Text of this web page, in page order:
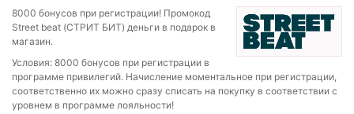
8000 бонусов при регистрации! Промокод
Street beat (СТРИТ БИТ) деньги в подарок в
магазин.
Условия: 8000 бонусов при регистрации в
программе привилегий. Начисление моментальное при регистрации,
соответственно их можно сразу списать на покупку в соответствии с
уровнем в программе лояльности!